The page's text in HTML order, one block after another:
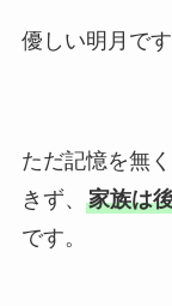
優しい明月で
ただ記憶を無
きず、 家族は
です。